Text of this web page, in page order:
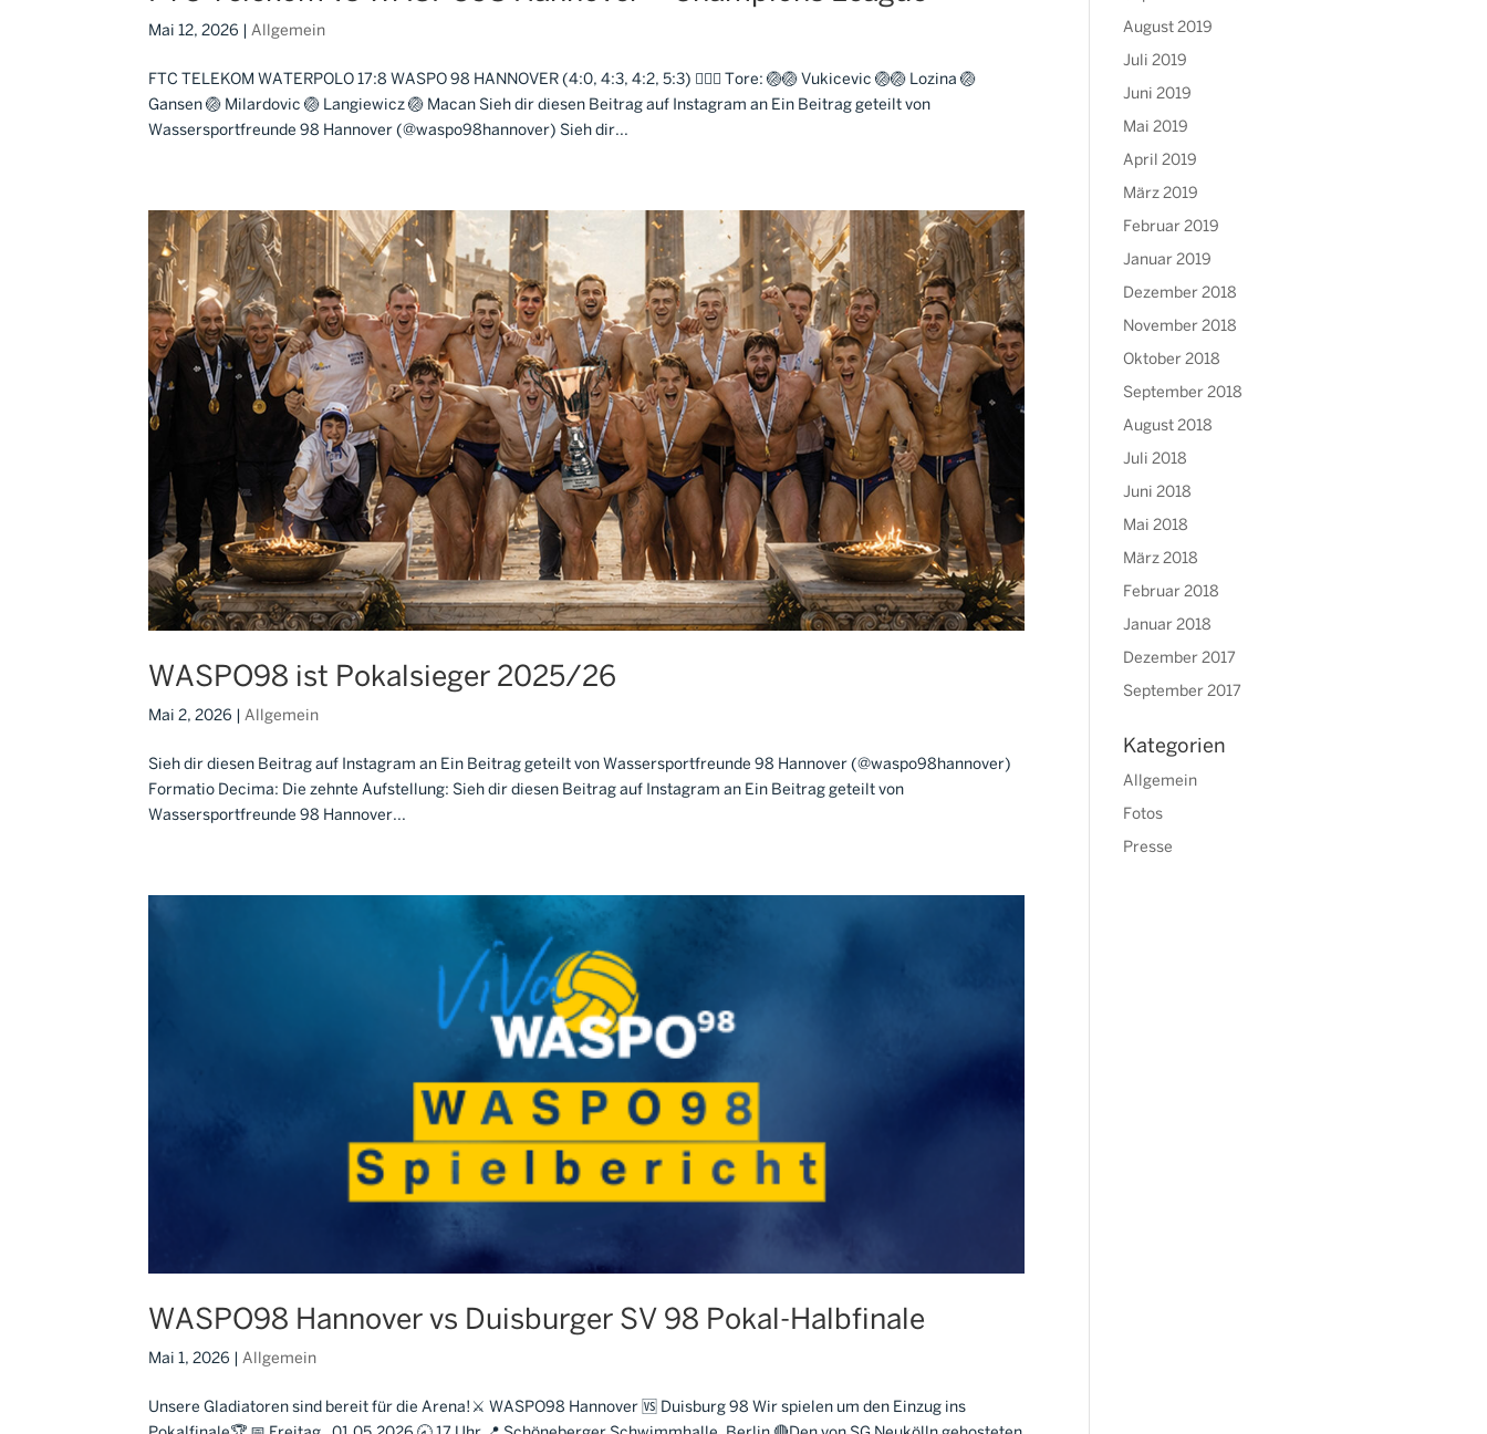
Mai 12, 2026 |Allgemein
FTC TELEKOM WATERPOLO 17:8 WASPO 98 HANNOVER (4:0, 4:3, 4:2, 5:3) 🤽🏼‍♂️ Tore: 🏐🏐 Vukicevic 🏐🏐 Lozina 🏐
Gansen 🏐 Milardovic 🏐 Langiewicz 🏐 Macan Sieh dir diesen Beitrag auf Instagram an Ein Beitrag geteilt von
Wassersportfreunde 98 Hannover (@waspo98hannover) Sieh dir...
WASPO98 ist Pokalsieger 2025/26
Mai 2, 2026 |Allgemein
Sieh dir diesen Beitrag auf Instagram an Ein Beitrag geteilt von Wassersportfreunde 98 Hannover (@waspo98hannover)
Formatio Decima: Die zehnte Aufstellung: Sieh dir diesen Beitrag auf Instagram an Ein Beitrag geteilt von
Wassersportfreunde 98 Hannover...
WASPO98 Hannover vs Duisburger SV 98 Pokal-Halbfinale
Mai 1, 2026 |Allgemein
Unsere Gladiatoren sind bereit für die Arena!⚔️ WASPO98 Hannover 🆚 Duisburg 98 Wir spielen um den Einzug ins
August 2019
Juli 2019
Juni 2019
Mai 2019
April 2019
März 2019
Februar 2019
Januar 2019
Dezember 2018
November 2018
Oktober 2018
September 2018
August 2018
Juli 2018
Juni 2018
Mai 2018
März 2018
Februar 2018
Januar 2018
Dezember 2017
September 2017
Kategorien
Allgemein
Fotos
Presse